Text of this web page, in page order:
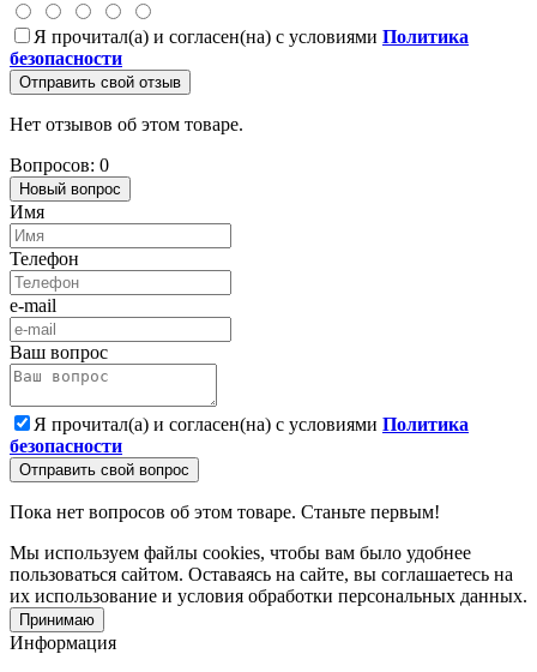
Я прочитал(а) и согласен(на) с условиями Политика
безопасности
Отправить свой отзыв
Нет отзывов об этом товаре.
Вопросов: 0
Новый вопрос
Имя
Телефон
e-mail
Ваш вопрос
Я прочитал(а) и согласен(на) с условиями Политика
безопасности
Отправить свой вопрос
Пока нет вопросов об этом товаре. Станьте первым!
Мы используем файлы cookies, чтобы вам было удобнее
пользоваться сайтом. Оставаясь на сайте, вы соглашаетесь на
их использование и условия обработки персональных данных.
Принимаю
Информация